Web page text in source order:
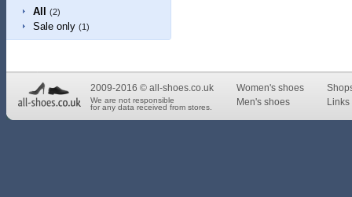
All
(2)
Sale only (1)
2009-2016 © all-shoes.co.uk
We are not responsible
for any data received from stores.
Women's shoes
Men's shoes
Links